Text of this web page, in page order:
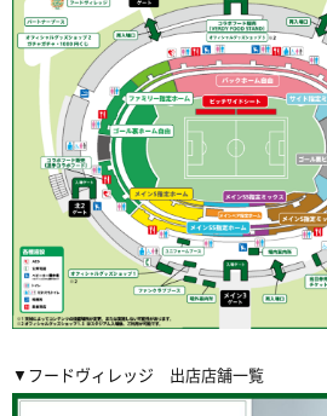
▼フードヴィレッジ 出店店舗一覧